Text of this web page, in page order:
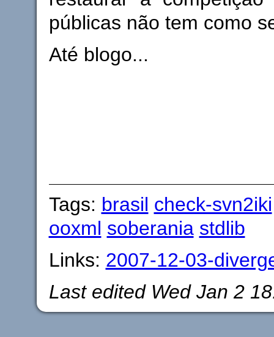
públicas não tem como
Até blogo...
Tags: brasil check-svn2iki
ooxml soberania stdlib
Links: 2007-12-03-
Last edited Wed Jan 2